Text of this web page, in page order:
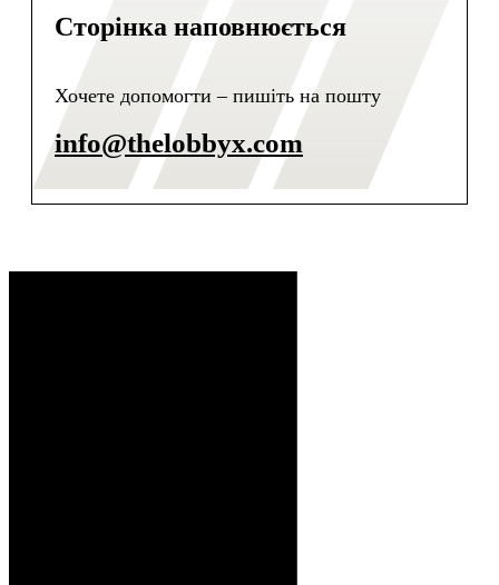
Сторінка наповнюється
Хочете допомогти – пишіть на пошту
info@thelobbyx.com